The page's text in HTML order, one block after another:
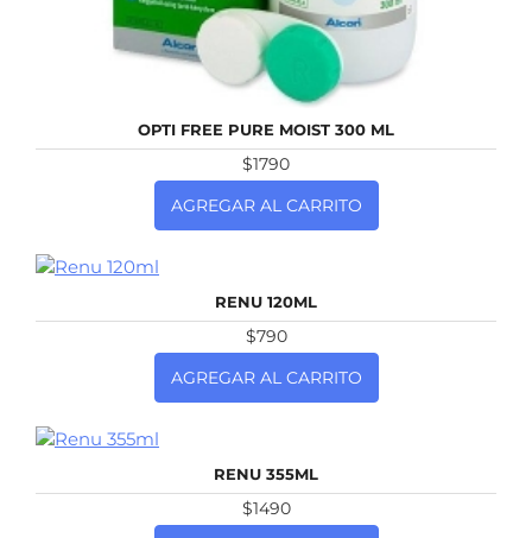
OPTI FREE PURE MOIST 300 ML
$1790
AGREGAR AL CARRITO
RENU 120ML
$790
AGREGAR AL CARRITO
RENU 355ML
$1490